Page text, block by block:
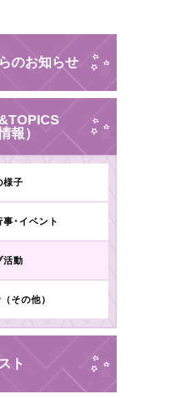
のお知らせ
報）
様子
事･イベント
活動
その他）
ト